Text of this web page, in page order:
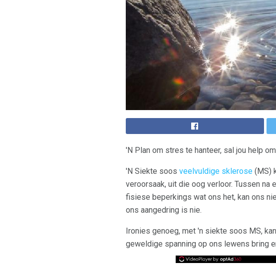
'N Plan om stres te hanteer, sal jou help
'N Siekte soos veelvuldige sklerose (MS)
veroorsaak, uit die oog verloor. Tussen na
fisiese beperkings wat ons het, kan ons
ons aangedring is nie.
Ironies genoeg, met 'n siekte soos MS,
geweldige spanning op ons lewens bring